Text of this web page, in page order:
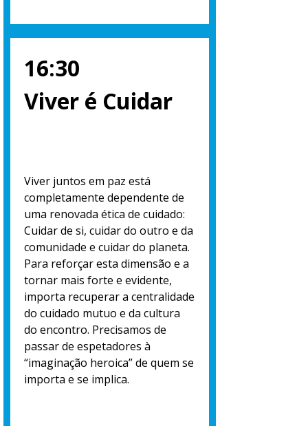
16:30
Viver é Cuidar
Viver juntos em paz está
completamente dependente de
uma renovada ética de cuidado:
Cuidar de si, cuidar do outro e da
comunidade e cuidar do planeta.
Para reforçar esta dimensão e a
tornar mais forte e evidente,
importa recuperar a centralidade
do cuidado mutuo e da cultura
do encontro. Precisamos de
passar de espetadores à
“imaginação heroica” de quem se
importa e se implica.